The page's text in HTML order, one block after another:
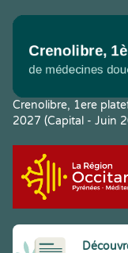
Crenolibre, 1ere
2027 (Capital - Juin